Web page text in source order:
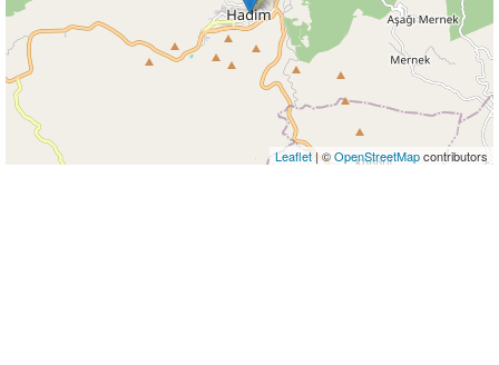
Leaflet| ©OpenStreetMapcontributors